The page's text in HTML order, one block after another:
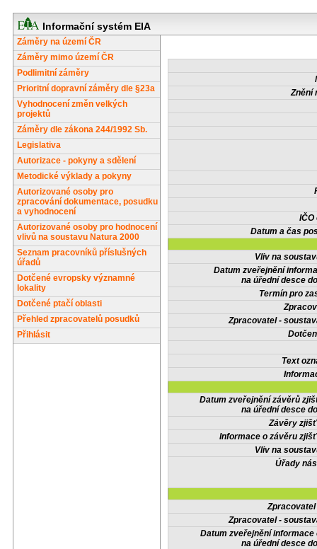
Informační systém EIA
Záměry na území ČR
Záměry mimo území ČR
Podlimitní záměry
Prioritní dopravní záměry dle §23a
Vyhodnocení změn velkých
projektů
Záměry dle zákona 244/1992 Sb.
Legislativa
Autorizace - pokyny a sdělení
Metodické výklady a pokyny
Autorizované osoby pro
zpracování dokumentace, posudku
a vyhodnocení
Autorizované osoby pro hodnocení
vlivů na soustavu Natura 2000
Seznam pracovníků příslušných
úřadů
Dotčené evropsky významné
lokality
Dotčené ptačí oblasti
Přehled zpracovatelů posudků
Přihlásit
Znění
IČO
Datum a čas
Vliv na
Datum zveřejnění
na úřední desce
Termín pro
Zpracovatel -
Text
Datum zveřejnění závěrů
na úřední desce
Závěry
Informace o závěru
Vliv na
Úřady
Zpracovatel -
Datum zveřejnění informace
na úřední desce